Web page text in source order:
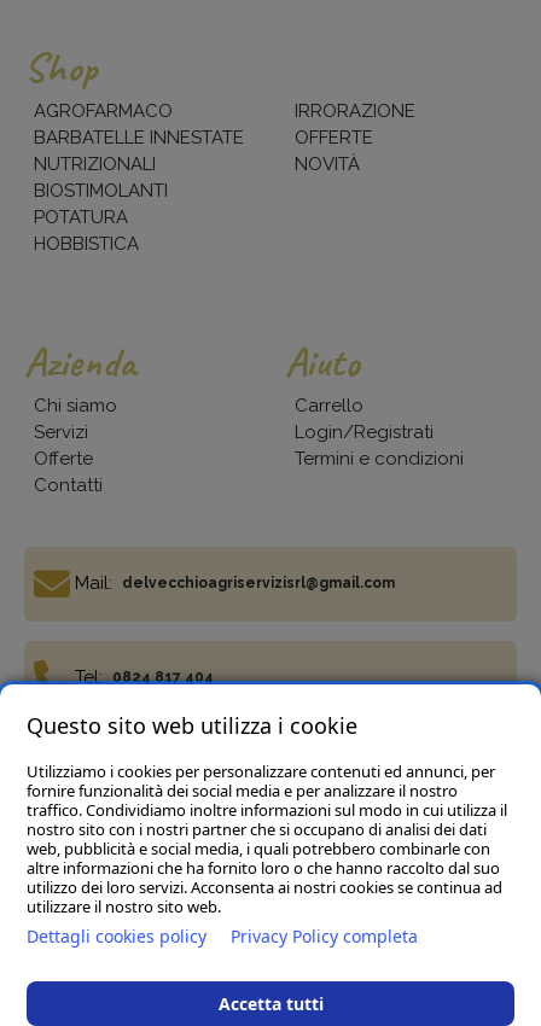
Shop
AGROFARMACO
BARBATELLE INNESTATE
NUTRIZIONALI
BIOSTIMOLANTI
POTATURA
HOBBISTICA
IRRORAZIONE
OFFERTE
NOVITÀ
Azienda
Chi siamo
Servizi
Offerte
Contatti
Aiuto
Carrello
Login/Registrati
Termini e condizioni
Mail: delvecchioagriservizisrl@gmail.com
Tel: 0824 817 404
Fax: 0824 817 977
Del Vecchio Agriservizi Srl
- C.da Tre Pietre, snc, 82034
Guardia Sanframondi (BN) P.IVA 01472040623
Rea BN123197 Cap.soc € 45.000,00 i.v. - Pec :
Questo sito web utilizza i cookie
Utilizziamo i cookies per personalizzare contenuti ed annunci, per
fornire funzionalità dei social media e per analizzare il nostro
traffico. Condividiamo inoltre informazioni sul modo in cui utilizza il
nostro sito con i nostri partner che si occupano di analisi dei dati
web, pubblicità e social media, i quali potrebbero combinarle con
altre informazioni che ha fornito loro o che hanno raccolto dal suo
utilizzo dei loro servizi. Acconsenta ai nostri cookies se continua ad
utilizzare il nostro sito web.
Dettagli cookies policy Privacy Policy completa
Accetta tutti